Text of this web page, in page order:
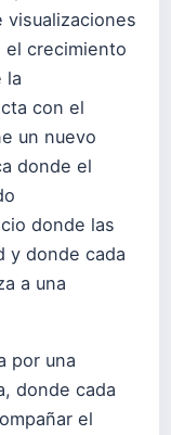
visualizaciones
el crecimiento
la
con el
un nuevo
donde el
donde las
y donde cada
a una
por una
donde cada
el